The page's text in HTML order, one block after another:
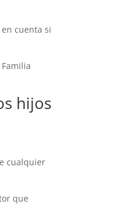
cuenta si
hijos
cualquier
que